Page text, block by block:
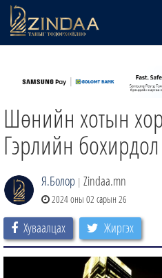
ТВ8
ӨГЛӨӨНИЙ СОНИН
АУДИО ЗОХИОЛ
ЗИНДАА СЭТГҮҮЛ
Шөнийн хотын
Гэрлийн
Я.Болор | Zindaa.mn
2024 оны 02 сарын 26
Хуваалцах Жиргэх